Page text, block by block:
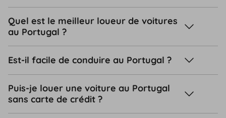
Quel est le meilleur loueur de voitures
au Portugal ?
Est-il facile de conduire au Portugal ?
Puis-je louer une voiture au Portugal
sans carte de crédit ?